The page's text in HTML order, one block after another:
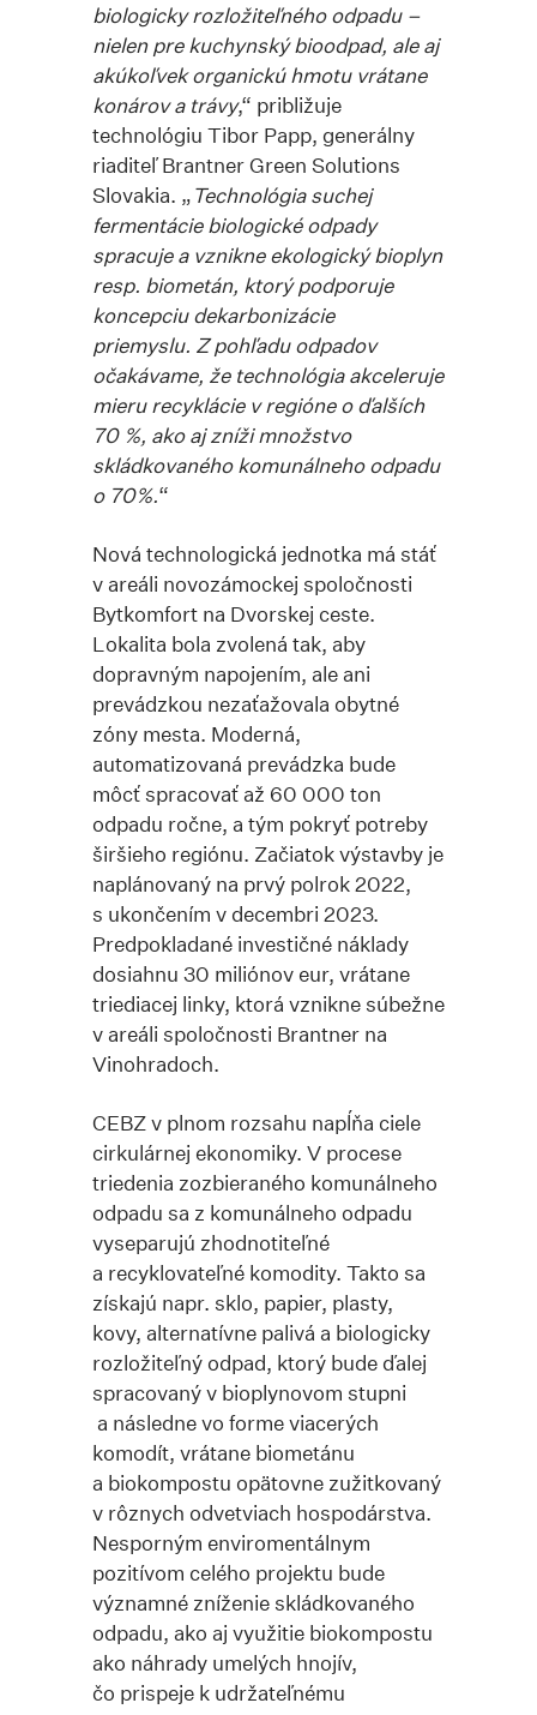
biologicky rozložiteľného odpadu –
nielen pre kuchynský bioodpad, ale aj
akúkoľvek organickú hmotu vrátane
konárov a trávy,“ približuje
technológiu Tibor Papp, generálny
riaditeľ Brantner Green Solutions
Slovakia. „Technológia suchej
fermentácie biologické odpady
spracuje a vznikne ekologický bioplyn
resp. biometán, ktorý podporuje
koncepciu dekarbonizácie
priemyslu. Z pohľadu odpadov
očakávame, že technológia akceleruje
mieru recyklácie v regióne o ďalších
70 %, ako aj zníži množstvo
skládkovaného komunálneho odpadu
o 70%.“
Nová technologická jednotka má stáť
v areáli novozámockej spoločnosti
Bytkomfort na Dvorskej ceste.
Lokalita bola zvolená tak, aby
dopravným napojením, ale ani
prevádzkou nezaťažovala obytné
zóny mesta. Moderná,
automatizovaná prevádzka bude
môcť spracovať až 60 000 ton
odpadu ročne, a tým pokryť potreby
širšieho regiónu. Začiatok výstavby je
naplánovaný na prvý polrok 2022,
s ukončením v decembri 2023.
Predpokladané investičné náklady
dosiahnu 30 miliónov eur, vrátane
triediacej linky, ktorá vznikne súbežne
v areáli spoločnosti Brantner na
Vinohradoch.
CEBZ v plnom rozsahu napĺňa ciele
cirkulárnej ekonomiky. V procese
triedenia zozbieraného komunálneho
odpadu sa z komunálneho odpadu
vyseparujú zhodnotiteľné
a recyklovateľné komodity. Takto sa
získajú napr. sklo, papier, plasty,
kovy, alternatívne palivá a biologicky
rozložiteľný odpad, ktorý bude ďalej
spracovaný v bioplynovom stupni
a následne vo forme viacerých
komodít, vrátane biometánu
a biokompostu opätovne zužitkovaný
v rôznych odvetviach hospodárstva.
Nesporným enviromentálnym
pozitívom celého projektu bude
významné zníženie skládkovaného
odpadu, ako aj využitie biokompostu
ako náhrady umelých hnojív,
čo prispeje k udržateľnému